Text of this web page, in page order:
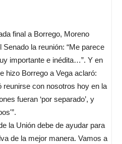
final a Borrego, Moreno
la reunión: “Me parece
importante e inédita…”. Y en
hizo Borrego a Vega aclaró:
reunirse con nosotros hoy en la
fueran ‘por separado’, y
la Unión debe de ayudar para
de la mejor manera. Vamos a